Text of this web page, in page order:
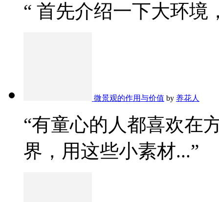
“ 首先介绍一下大环境
微景观的作用与价值 by 养花人
“有童心的人都喜欢在
界，用这些小素材...”